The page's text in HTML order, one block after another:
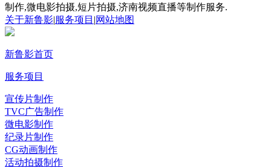
制作,微电影拍摄,短片拍摄,济南视频直播等制作服务.
关于新鲁影|服务项目 |网站地图
新鲁影首页
服务项目
宣传片制作
TVC广告制作
微电影制作
纪录片制作
CG动画制作
活动拍摄制作